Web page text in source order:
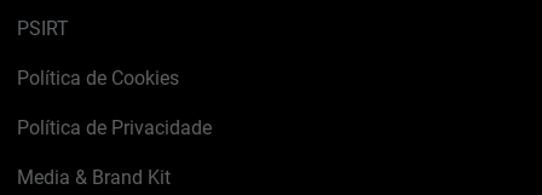
PSIRT
Política de Cookies
Política de Privacidade
Media & Brand Kit